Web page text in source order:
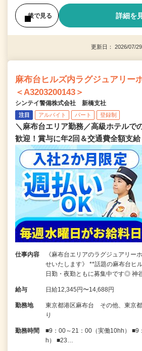
後で見る 詳細を
更新日： 2026/07/
麻布台ヒルズ内ラグジュアリー
＜A3203200143＞
シンテイ警備株式会社 新橋支社
注目 アルバイト パート 登録制
＼麻布台エリア勤務／高級ホテルで
歓迎！賞与に年2回＆交通費全額支
仕事内容
《麻布台エリアのラグジュアリー
せいたします》 **話題の麻布台ヒ
日勤・夜勤ともに募集中です◎ 神
給与 日給12,345円〜14,688円
勤務地
東京都港区麻布台 その他、東京
り
勤務時間
■9：00～21：00（実働10hh） ■9
h） ■23…